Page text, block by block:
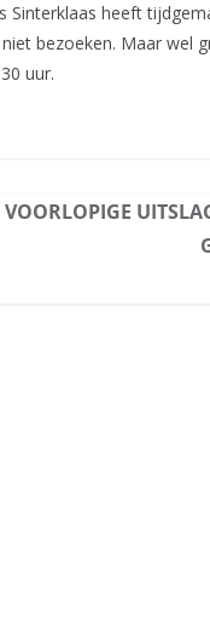
heeft
bezoeken. Maar wel
uur.
VOORLOPIGE